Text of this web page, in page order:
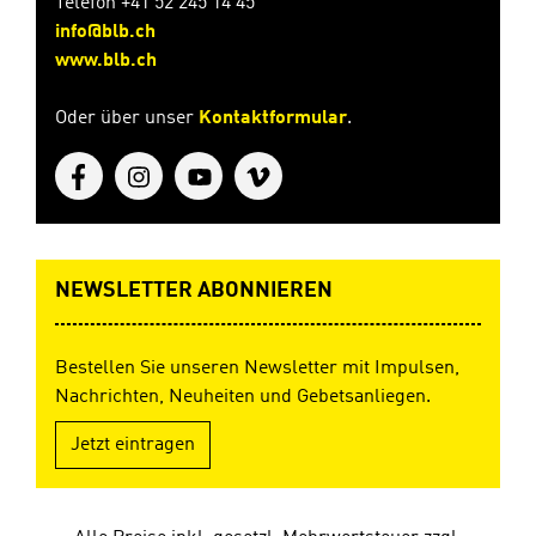
info@blb.ch
www.blb.ch
Oder über unser Kontaktformular.
NEWSLETTER ABONNIEREN
Bestellen Sie unseren Newsletter mit Impulsen,
Nachrichten, Neuheiten und Gebetsanliegen.
Jetzt eintragen